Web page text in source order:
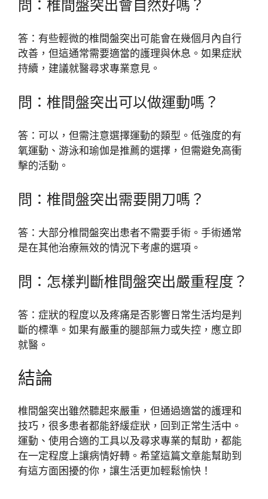
問：椎間盤突出會自然好嗎？
答：有些輕微的椎間盤突出可能會在幾個月內自行
改善，但這通常需要適當的護理與休息。如果症狀
持續，建議就醫尋求專業意見。
問：椎間盤突出可以做運動嗎？
答：可以，但需注意選擇運動的類型。低強度的有
氧運動、游泳和瑜伽是推薦的選擇，但需避免高衝
擊的活動。
問：椎間盤突出需要開刀嗎？
答：大部分椎間盤突出患者不需要手術。手術通常
是在其他治療無效的情況下考慮的選項。
問：怎樣判斷椎間盤突出嚴重程度？
答：症狀的程度以及疼痛是否影響日常生活均是判
斷的標準。如果有嚴重的腿部無力或失控，應立即
就醫。
結論
椎間盤突出雖然聽起來嚴重，但通過適當的護理和
技巧，很多患者都能舒緩症狀，回到正常生活中。
運動、使用合適的工具以及尋求專業的幫助，都能
在一定程度上讓病情好轉。希望這篇文章能幫助到
有這方面困擾的你，讓生活更加輕鬆愉快！